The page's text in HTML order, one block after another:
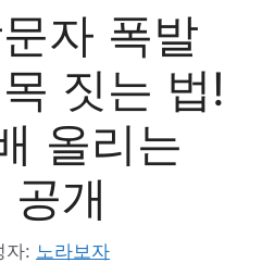
자 폭발
짓는 법!
올리는
공개
자: 노라보자